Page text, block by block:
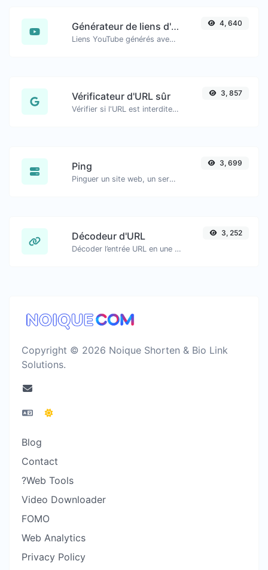
Générateur de liens d'horodatage YouTube
Liens YouTube générés avec horodatage exact, utile pour les utilisateurs mobiles.
4, 640
Vérificateur d'URL sûr
Vérifier si l'URL est interdite et marquée comme sûre/non sûre par Google.
3, 857
Ping
Pinguer un site web, un serveur ou un port…
3, 699
Décodeur d'URL
Décoder l’entrée URL en une chaîne normale.
3, 252
Copyright © 2026 Noique Shorten & Bio Link
Solutions.
Blog
Contact
?Web Tools
Video Downloader
FOMO
Web Analytics
Privacy Policy